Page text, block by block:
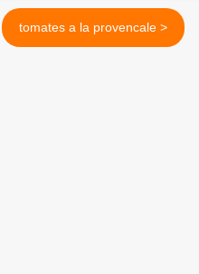
tomates a la provencale >